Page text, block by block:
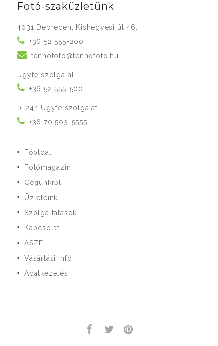
Fotó-szaküzletünk
4031 Debrecen, Kishegyesi út 46.
+36 52 555-200
tennofoto@tennofoto.hu
Ügyfélszolgálat
+36 52 555-500
0-24h Ügyfélszolgálat
+36 70 503-5555
■ Főoldal
■ Fotómagazin
■ Cégünkről
■ Üzleteink
■ Szolgáltatások
■ Kapcsolat
■ ÁSZF
■ Vásárlási infó
■ Adatkezelés